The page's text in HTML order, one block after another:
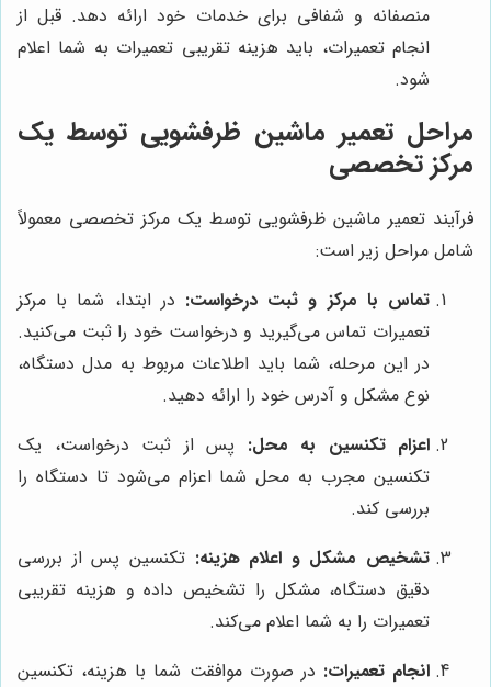
منصفانه و شفافی برای خدمات خود ارائه دهد. قبل از
انجام تعمیرات، باید هزینه تقریبی تعمیرات به شما اعلام
شود.
مراحل تعمیر ماشین ظرفشویی توسط یک
مرکز تخصصی
فرآیند تعمیر ماشین ظرفشویی توسط یک مرکز تخصصی معمولاً
شامل مراحل زیر است:
تماس با مرکز و ثبت درخواست: در ابتدا، شما با مرکز
تعمیرات تماس می‌گیرید و درخواست خود را ثبت می‌کنید.
در این مرحله، شما باید اطلاعات مربوط به مدل دستگاه،
نوع مشکل و آدرس خود را ارائه دهید.
اعزام تکنسین به محل: پس از ثبت درخواست، یک
تکنسین مجرب به محل شما اعزام می‌شود تا دستگاه را
بررسی کند.
تشخیص مشکل و اعلام هزینه: تکنسین پس از بررسی
دقیق دستگاه، مشکل را تشخیص داده و هزینه تقریبی
تعمیرات را به شما اعلام می‌کند.
انجام تعمیرات: در صورت موافقت شما با هزینه، تکنسین